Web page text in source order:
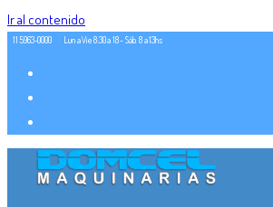
Ir al contenido
11 5963-0000 Lun a Vie 8:30 a 18 - Sáb. 8 a 13hs